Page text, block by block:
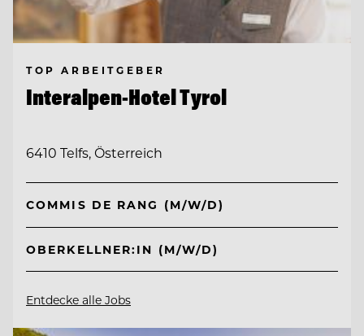
TOP ARBEITGEBER
Interalpen-Hotel Tyrol
6410 Telfs, Österreich
COMMIS DE RANG (M/W/D)
OBERKELLNER:IN (M/W/D)
Entdecke alle Jobs